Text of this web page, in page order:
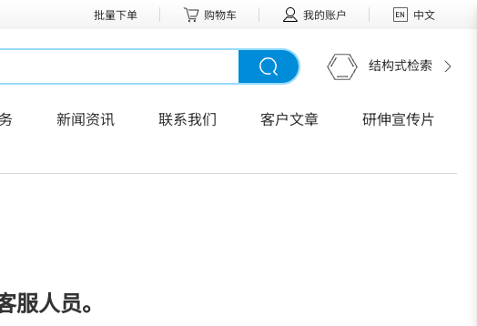
批量下单 购物车 我的账户 中文
结构式检索
新闻资讯 联系我们 客户文章 研伸宣传片
人员。